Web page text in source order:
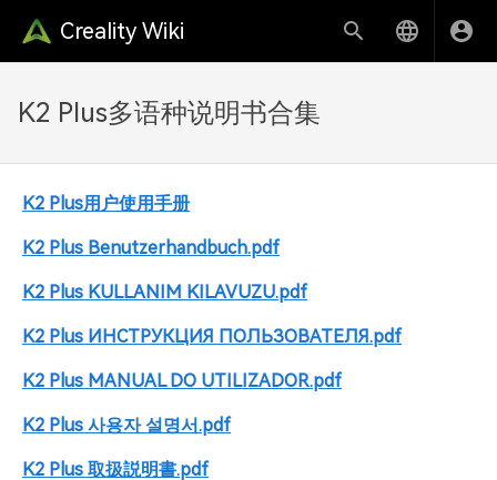
Creality Wiki
K2 Plus多语种说明书合集
K2 Plus用户使用手册
K2 Plus Benutzerhandbuch.pdf
K2 Plus KULLANIM KILAVUZU.pdf
K2 Plus ИНСТРУКЦИЯ ПОЛЬЗОВАТЕЛЯ.pdf
K2 Plus MANUAL DO UTILIZADOR.pdf
K2 Plus 사용자 설명서.pdf
K2 Plus 取扱説明書.pdf